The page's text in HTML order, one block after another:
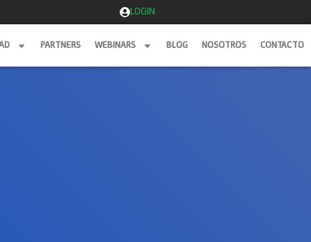
LOGIN
PARTNERS WEBINARS BLOG NOSOTROS CONTACTO